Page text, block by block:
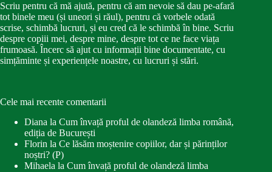
Scriu pentru că mă ajută, pentru că am nevoie să dau pe-afară
tot binele meu (și uneori și răul), pentru că vorbele odată
scrise, schimbă lucruri, și eu cred că le schimbă în bine. Scriu
despre copiii mei, despre mine, despre tot ce ne face viața
frumoasă. Încerc să ajut cu informații bine documentate, cu
simțăminte și experiențele noastre, cu lucruri și stări.
Cele mai recente comentarii
Diana la Cum învață proful de olandeză limba română,
ediția de București
Florin la Ce lăsăm moștenire copiilor, dar și părinților
noștri? (P)
Mihaela la Cum învață proful de olandeză limba